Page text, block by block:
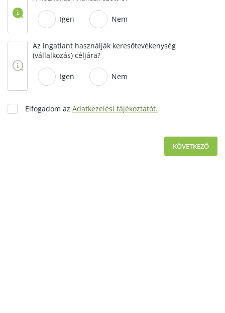
Igen Nem
Az ingatlant használják keresőtevékenység
(vállalkozás) céljára?
Igen Nem
Elfogadom az Adatkezelési tájékoztatót.
KÖVETKEZŐ